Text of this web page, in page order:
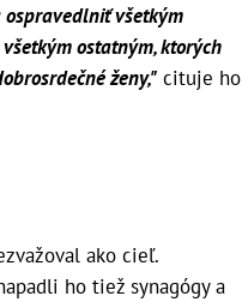
ospravedlniť všetkým
ostatným, ktorých
ženy," cituje ho
ako cieľ.
ho tiež synagógy a